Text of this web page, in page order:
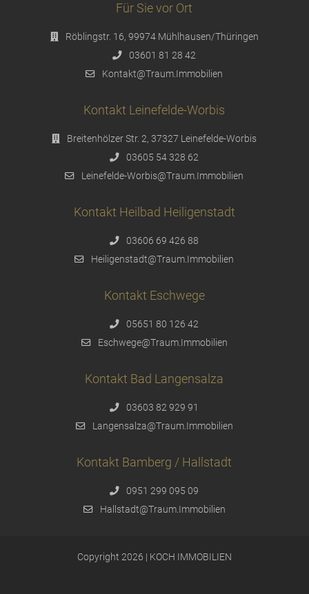
Für Sie vor Ort
Röblingstr. 16, 99974 Mühlhausen/Thüringen
03601 81 28 42
Kontakt@Traum.Immobilien
Kontakt Leinefelde-Worbis
Breitenhölzer Str. 2, 37327 Leinefelde-Worbis
03605 54 328 62
Leinefelde-Worbis@Traum.Immobilien
Kontakt Heilbad Heiligenstadt
03606 69 426 88
Heiligenstadt@Traum.Immobilien
Kontakt Eschwege
05651 80 126 42
Eschwege@Traum.Immobilien
Kontakt Bad Langensalza
03603 82 929 91
Langensalza@Traum.Immobilien
Kontakt Bamberg / Hallstadt
0951 299 095 09
Hallstadt@Traum.Immobilien
Copyright 2026 | KOCH IMMOBILIEN